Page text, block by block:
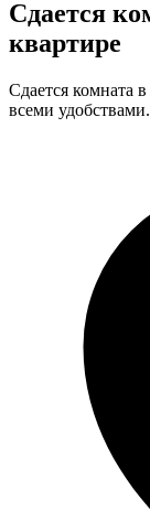
Сдается
квартире
Сдается комната
всеми удобствами.